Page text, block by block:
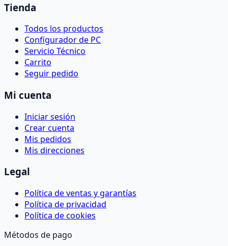
Tienda
Todos los productos
Configurador de PC
Servicio Técnico
Carrito
Seguir pedido
Mi cuenta
Iniciar sesión
Crear cuenta
Mis pedidos
Mis direcciones
Legal
Política de ventas y garantías
Política de privacidad
Política de cookies
Métodos de pago